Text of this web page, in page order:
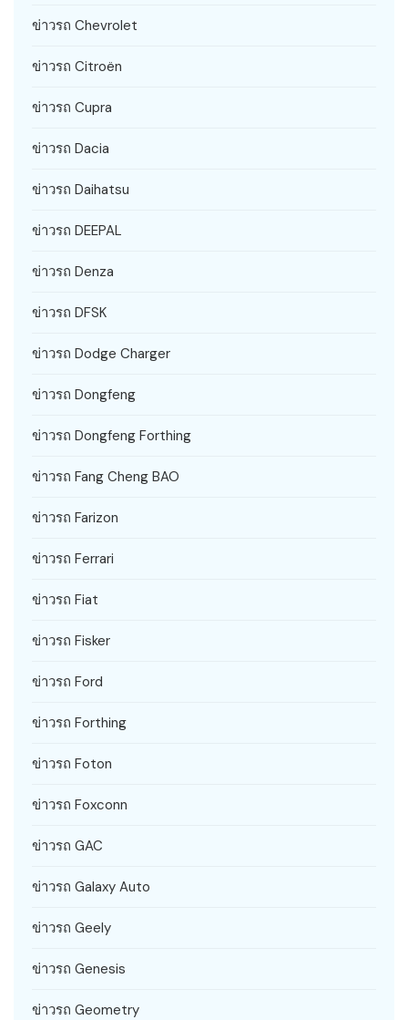
ข่าวรถ Chevrolet
ข่าวรถ Citroën
ข่าวรถ Cupra
ข่าวรถ Dacia
ข่าวรถ Daihatsu
ข่าวรถ DEEPAL
ข่าวรถ Denza
ข่าวรถ DFSK
ข่าวรถ Dodge Charger
ข่าวรถ Dongfeng
ข่าวรถ Dongfeng Forthing
ข่าวรถ Fang Cheng BAO
ข่าวรถ Farizon
ข่าวรถ Ferrari
ข่าวรถ Fiat
ข่าวรถ Fisker
ข่าวรถ Ford
ข่าวรถ Forthing
ข่าวรถ Foton
ข่าวรถ Foxconn
ข่าวรถ GAC
ข่าวรถ Galaxy Auto
ข่าวรถ Geely
ข่าวรถ Genesis
ข่าวรถ Geometry